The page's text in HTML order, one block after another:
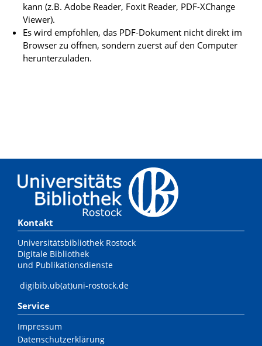
kann (z.B. Adobe Reader, Foxit Reader, PDF-XChange
Viewer).
Es wird empfohlen, das PDF-Dokument nicht direkt im
Browser zu öffnen, sondern zuerst auf den Computer
herunterzuladen.
Kontakt
Universitätsbibliothek Rostock
Digitale Bibliothek
und Publikationsdienste
digibib.ub(at)uni-rostock.de
Service
Impressum
Datenschutzerklärung